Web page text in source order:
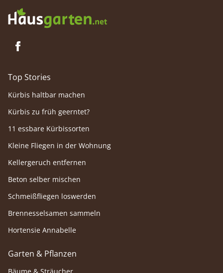
Top Stories
Kürbis haltbar machen
Kürbis zu früh geerntet?
11 essbare Kürbissorten
Kleine Fliegen in der Wohnung
Kellergeruch entfernen
Beton selber mischen
Schmeißfliegen loswerden
Brennesselsamen sammeln
Hortensie Annabelle
Garten & Pflanzen